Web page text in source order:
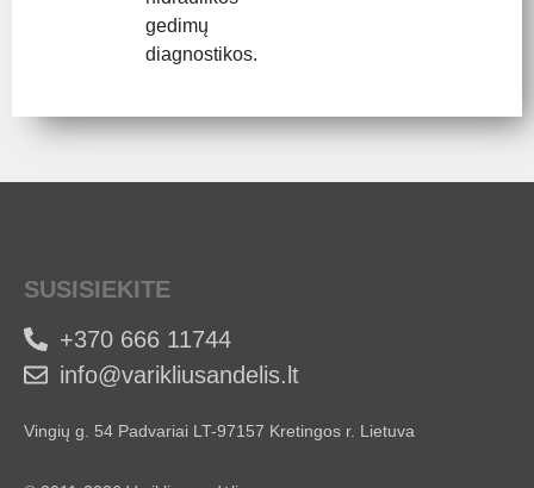
gedimų
diagnostikos.
SUSISIEKITE
+370 666 11744
info@varikliusandelis.lt
Vingių g. 54 Padvariai LT-97157 Kretingos r. Lietuva